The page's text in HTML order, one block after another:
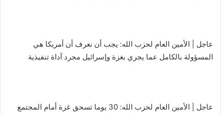
عاجل | الأمين العام لحزب الله: يجب أن نعرف أن أمريكا هي
المسؤولة بالكامل عما يجري بغزة وإسرائيل مجرد آداة تنفيذية
عاجل | الأمين العام لحزب الله: 30 يوما تسحق غزة أمام المجتمع